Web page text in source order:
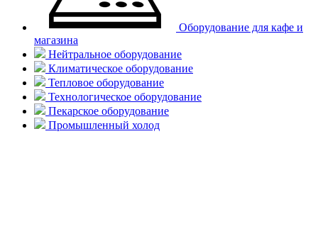
Оборудование для кафе и
магазина
Нейтральное оборудование
Климатическое оборудование
Тепловое оборудование
Технологическое оборудование
Пекарское оборудование
Промышленный холод